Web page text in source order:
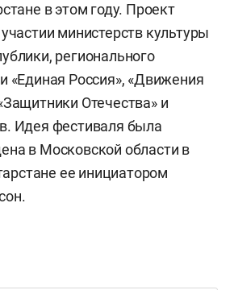
в этом году. Проект
министерств культуры
регионального
«Единая Россия», «Движения
Отечества» и
Идея фестиваля была
в Московской области в
ее инициатором